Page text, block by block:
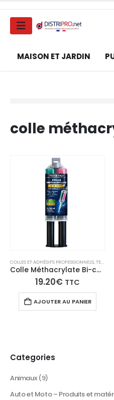
MAISON ET JARDIN
colle
COLLES ET ADHÉSIFS PROFESSIONNELS,TECH N'FAST
Colle Méthacrylate Bi-composant Prise Rapide TECH N’FAST – Seringue de 2 x 12,5 ml
19.20€ TTC
AJOUTER AU PANIER
Categories
Animaux (9)
Auto et Moto – Produits et